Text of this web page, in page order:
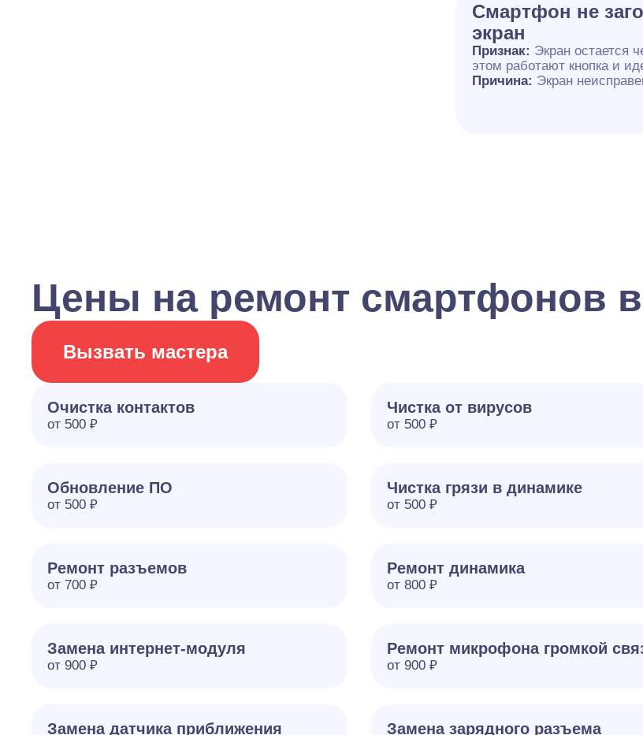
Смартфон не
экран
Признак: Экран остается
этом работают кнопка и
Причина: Экран
Цены на ремонт смартфонов
Вызвать мастера
Очистка контактов
от 500 ₽
Чистка от вирусов
от 500 ₽
Обновление ПО
от 500 ₽
Чистка грязи в динамике
от 500 ₽
Ремонт разъемов
от 700 ₽
Ремонт динамика
от 800 ₽
Замена интернет-модуля
от 900 ₽
Ремонт микрофона громкой
от 900 ₽
Замена датчика приближения Замена зарядного разъема